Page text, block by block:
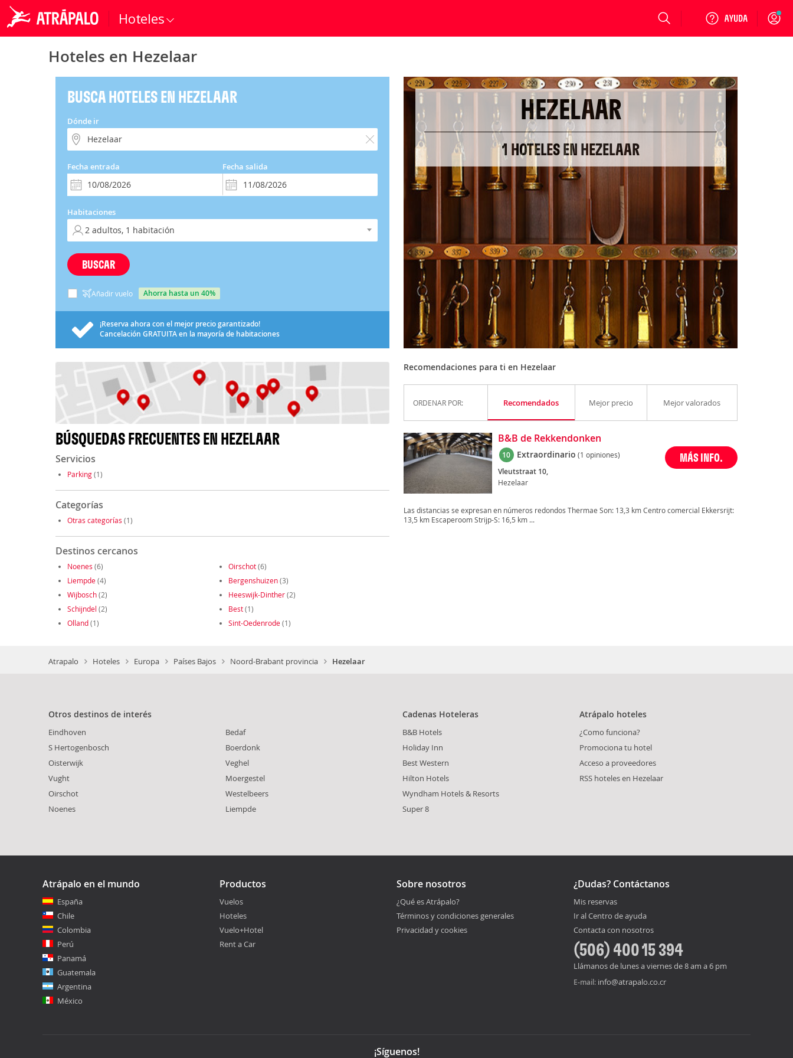
Hoteles Login
Hoteles en Hezelaar
BUSCA HOTELES EN HEZELAAR
Dónde ir
Fecha entrada Fecha salida
Habitaciones
BUSCAR
Añadir vuelo ahorra hasta un 40%
¡Reserva ahora con el mejor precio garantizado!
Cancelación GRATUITAen la mayoría de habitaciones
BÚSQUEDAS FRECUENTES EN HEZELAAR
Servicios
Parking(1)
Categorías
Otras categorías (1)
Destinos cercanos
Noenes (6) Oirschot(6)
Liempde(4) Bergenshuizen(3)
Wijbosch(2) Heeswijk-Dinther(2)
Schijndel (2) Best(1)
Olland(1) Sint-Oedenrode(1)
HEZELAAR
1 HOTELES EN HEZELAAR
Recomendaciones para ti en Hezelaar
ORDENAR POR: Recomendados Mejor precio Mejor valorados
B&B de Rekkendonken
10 Extraordinario (1 opiniones)
Vleutstraat 10,
Hezelaar
MÁS INFO.
Las distancias se expresan en números redondos Thermae Son: 13,3 km Centro comercial Ekkersrijt:
13,5 km Escaperoom Strijp-S: 16,5 km ...
Atrapalo Hoteles Europa Países Bajos Noord-Brabant provincia Hezelaar
Otros destinos de interés
Eindhoven
S Hertogenbosch
Oisterwijk
Vught
Oirschot
Noenes
Bedaf
Boerdonk
Veghel
Moergestel
Westelbeers
Liempde
Cadenas Hoteleras
B&B Hotels
Holiday Inn
Best Western
Hilton Hotels
Wyndham Hotels & Resorts
Super 8
Atrápalo hoteles
¿Como funciona?
Promociona tu hotel
Acceso a proveedores
RSS hoteles en Hezelaar
Atrápalo en el mundo
España
Chile
Colombia
Perú
Panamá
Guatemala
Argentina
México
Productos
Vuelos
Hoteles
Vuelo+Hotel
Rent a Car
Sobre nosotros
¿Qué es Atrápalo?
Términos y condiciones generales
Privacidad y cookies
¿Dudas? Contáctanos
Mis reservas
Ir al Centro de ayuda
Contacta con nosotros
(506) 400 15 394
Llámanos de lunes a viernes de 8 am a 6 pm
E-mail: info@atrapalo.co.cr
¡Síguenos!